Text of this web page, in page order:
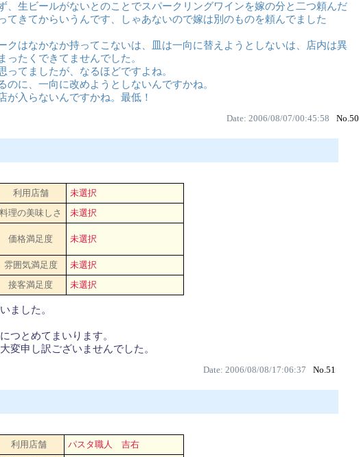
、生ビールがないとのことでスパークリングワインを嫁の分と二つ頼んだ
てきてからいうんです、しゃあないので嫁は別のものを頼んでました
クはなかなか持ってこないは、皿は一向に替えようとしないは、店内は異
たくできてませんでした。
てましたが、なるほどですよね。
に、一向に改めようとしないんですかね。
が入らないんですかね。最低！
Date: 2006/08/07/00:45:58 No.50
利用店舗
未選択
料理の美味しさ
未選択
価格満足度 未選択
雰囲気満足度
未選択
接客満足度 未選択
ました。
つとめてまいります。
変申し訳ございませんでした。
Date: 2006/08/08/17:06:37 No.51
利用店舗
パスタ職人 吉右